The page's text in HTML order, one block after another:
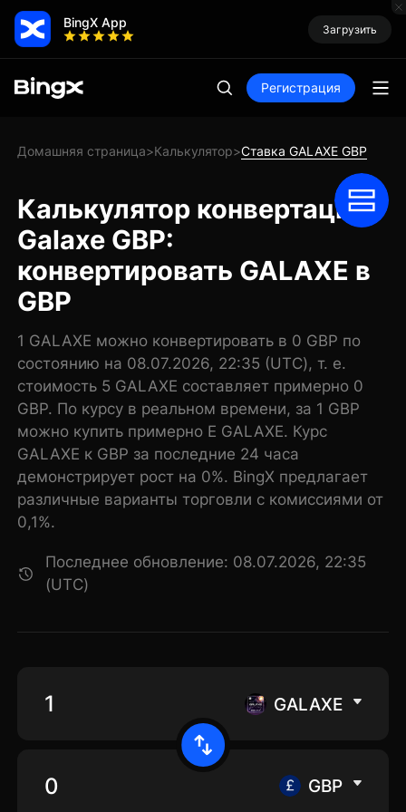
BingX App Загрузить
Регистрация
Домашняя страница>Калькулятор>Ставка GALAXE GBP
Калькулятор конвертации
Galaxe GBP:
конвертировать GALAXE в
GBP
1 GALAXE можно конвертировать в 0 GBP по
состоянию на 08.07.2026, 22:35 (UTC), т. е.
стоимость 5 GALAXE составляет примерно 0
GBP. По курсу в реальном времени, за 1 GBP
можно купить примерно E GALAXE. Курс
GALAXE к GBP за последние 24 часа
демонстрирует рост на 0%. BingX предлагает
различные варианты торговли с комиссиями от
0,1%.
Последнее обновление: 08.07.2026, 22:35
(UTC)
GALAXE
GBP